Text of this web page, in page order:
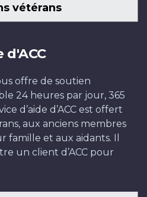
vétérans
d'ACC
offre de soutien
24 heures par jour, 365
d’aide d’ACC est offert
aux anciens membres
famille et aux aidants. Il
un client d’ACC pour